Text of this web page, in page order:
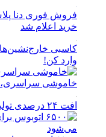
فروش فوری دنا
خرید اعلام شد
وارد کن!
خاموشی سراسری،
افت ۲۴ درصدی تولید خودرو در کشور